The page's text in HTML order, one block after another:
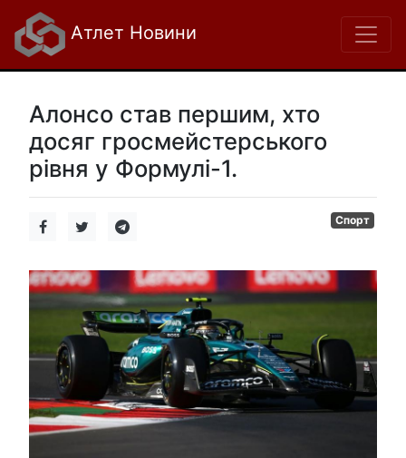
Атлет Новини
Алонсо став першим, хто
досяг гросмейстерського
рівня у Формулі-1.
Спорт